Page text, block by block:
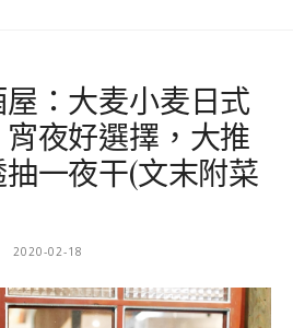
：大麦小麦日式
夜好選擇，大推
一夜干(文末附菜
2020-02-18